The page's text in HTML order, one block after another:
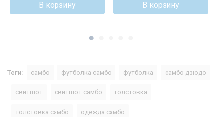
В корзину В корзину
Теги: самбо футболка самбо футболка самбо дзюдо
свитшот свитшот самбо толстовка
толстовка самбо одежда самбо